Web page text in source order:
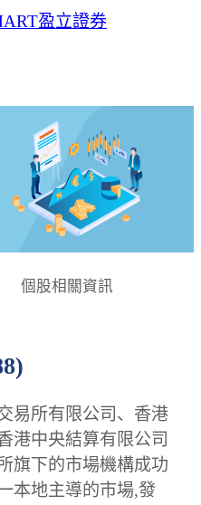
個股相關資訊
易所有限公司、香港
港中央結算有限公司
旗下的市場機構成功
本地主導的市場,發